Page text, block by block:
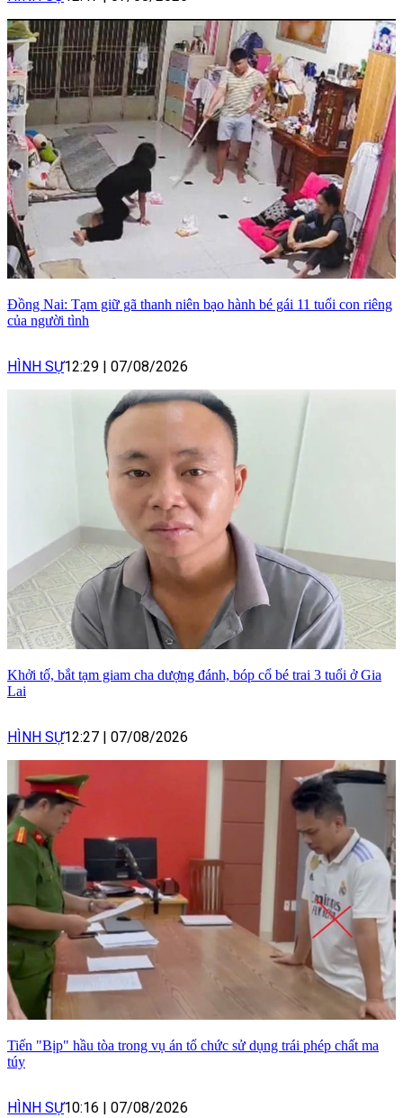
Đồng Nai: Tạm giữ gã thanh niên bạo hành bé gái 11 tuổi con riêng
của người tình
HÌNH SỰ12:29 07/08/2026
Khởi tố, bắt tạm giam cha dượng đánh, bóp cổ bé trai 3 tuổi ở Gia
Lai
HÌNH SỰ12:27 07/08/2026
Tiến "Bịp" hầu tòa trong vụ án tổ chức sử dụng trái phép chất ma
túy
HÌNH SỰ10:16 07/08/2026